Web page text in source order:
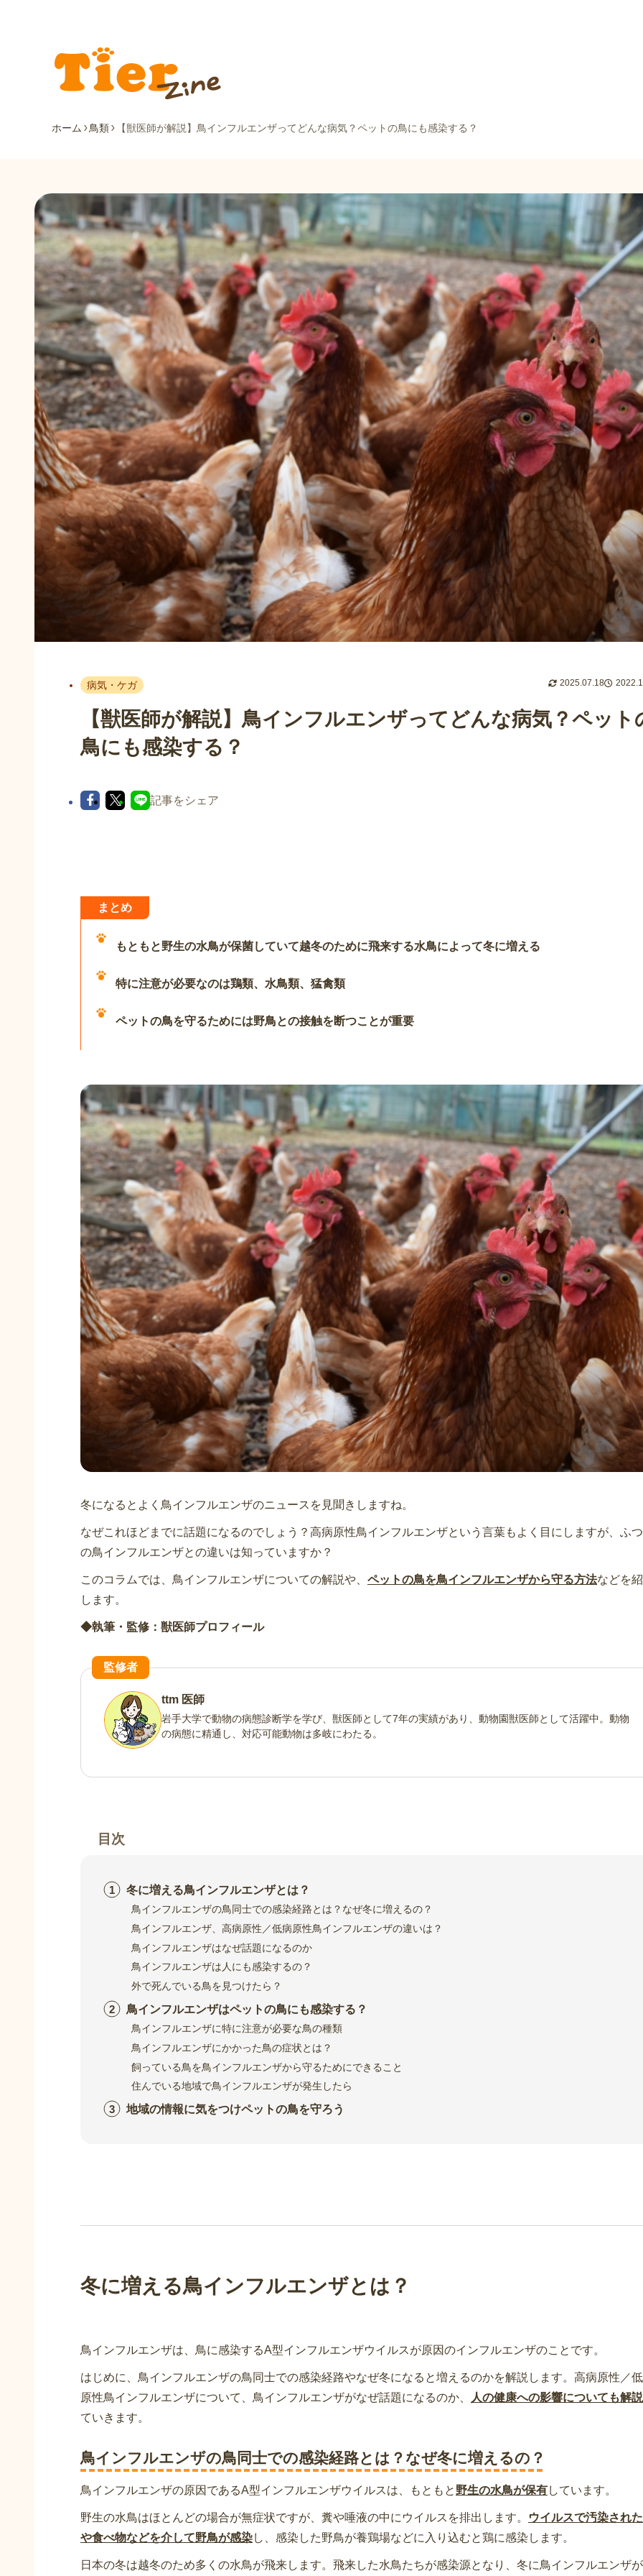
ホーム 鳥類 【獣医師が解説】鳥インフルエンザってどんな病気？ペットの鳥にも感染する？
病気・ケガ 2025.07.18
【獣医師が解説】鳥インフルエンザってどんな病気？ペット
鳥にも感染する？
記事をシェア
まとめ
もともと野生の水鳥が保菌していて越冬のために飛来する水鳥によって冬に増える
特に注意が必要なのは鶏類、水鳥類、猛禽類
ペットの鳥を守るためには野鳥との接触を断つことが重要
冬になるとよく鳥インフルエンザのニュースを見聞きしますね。
なぜこれほどまでに話題になるのでしょう？高病原性鳥インフルエンザという言葉もよく目にしますが、ふ
の鳥インフルエンザとの違いは知っていますか？
このコラムでは、鳥インフルエンザについての解説や、 ペットの鳥を鳥インフルエンザから守る方法などを
します。
◆執筆・監修：獣医師プロフィール
監修者
ttm 医師
岩手大学で動物の病態診断学を学び、獣医師として7年の実績があり、動物園獣医師として活躍中。動物
の病態に精通し、対応可能動物は多岐にわたる。
目次
冬に増える鳥インフルエンザとは？
鳥インフルエンザの鳥同士での感染経路とは？なぜ冬に増えるの？
鳥インフルエンザ、高病原性／低病原性鳥インフルエンザの違いは？
鳥インフルエンザはなぜ話題になるのか
鳥インフルエンザは人にも感染するの？
外で死んでいる鳥を見つけたら？
鳥インフルエンザはペットの鳥にも感染する？
鳥インフルエンザに特に注意が必要な鳥の種類
鳥インフルエンザにかかった鳥の症状とは？
飼っている鳥を鳥インフルエンザから守るためにできること
住んでいる地域で鳥インフルエンザが発生したら
地域の情報に気をつけペットの鳥を守ろう
冬に増える鳥インフルエンザとは？
鳥インフルエンザは、 鳥に感染するA型インフルエンザウイルスが原因のインフルエンザのことです。
はじめに、鳥インフルエンザの鳥同士での感染経路やなぜ冬になると増えるのかを解説します。高病原性／
原性鳥インフルエンザについて、鳥インフルエンザがなぜ話題になるのか、
人の健康への影響についても解説
ていきます。
鳥インフルエンザの鳥同士での感染経路とは？なぜ冬に増えるの？
鳥インフルエンザの原因であるA型インフルエンザウイルスは、もともと 野生の水鳥が保有しています。
野生の水鳥はほとんどの場合が無症状ですが、糞や唾液の中にウイルスを排出します。
ウイルスで汚染され
や食べ物などを介して野鳥が感染し、感染した野鳥が養鶏場などに入り込むと鶏に感染します。
日本の冬は越冬のため多くの水鳥が飛来します。飛来した水鳥たちが感染源となり、冬に鳥インフルエンザ